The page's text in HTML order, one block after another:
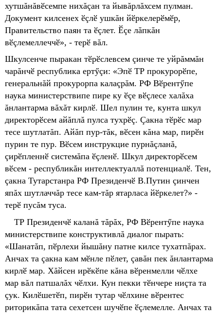
хутшăнăвӗсемпе нихăçан та йывăрлăхсем пулман.
Документ килсенех ӗçлӗ ушкăн йӗркелерӗмӗр,
Правительство паян та ӗçлет. Ӗçе лăпкăн
вӗçлемеллеччӗ», - терӗ вăл.
Шкулсенче пыракан тӗрӗслевсем çинче те уйрăммăн
чарăнчӗ республика ертӳçи: «Эпӗ ТР прокурорӗпе,
генеральнăй прокурорпа калаçрăм. РФ Вӗрентӳпе
наука министерствипе пире ку ӗçе вӗçлесе халăха
ăнлантарма вăхăт кирлӗ. Шел пулин те, кунта шкул
директорӗсем айăплă пулса тухрӗç. Çакна тӗрӗс мар
тесе шутлатăп. Айăп пур-тăк, вӗсен кăна мар, пирӗн
пурин те пур. Вӗсем инструкцие пурнăçланă,
çирӗпленнӗ системăпа ӗçленӗ. Шкул директорӗсем
вӗсем - республикăн интеллектуаллă потенциалӗ. Тен,
çакна Тутарстанра РФ Президенчӗ В.Путин çинчен
япăх шутлаччăр тесе кам-тăр ятарласа йӗркелет?» -
терӗ пусăм туса.
ТР Президенчӗ каланă тăрăх, РФ Вӗрентӳпе наука
министерствипе конструктивлă диалог пырать:
«Шанатăп, пӗрлехи йышăну патне килсе тухатпăрах.
Анчах та çакна кам мӗнле пӗлет, çавăн пек ăнлантарма
кирлӗ мар. Хăйсен ирӗкӗпе кăна вӗренмелли чӗлхе
мар вăл патшалăх чӗлхи. Кун пекки тӗнчере ниçта та
çук. Килӗшетӗп, пирӗн тутар чӗлхине вӗрентес
риторикăпа тата сехетсен шучӗпе ӗçлемелле. Анчах та